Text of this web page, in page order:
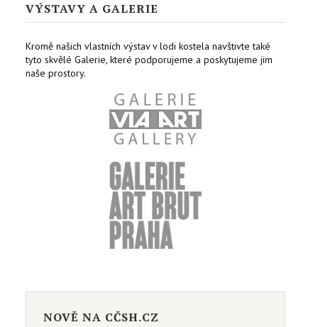
VÝSTAVY A GALERIE
Kromě našich vlastních výstav v lodi kostela navštivte také
tyto skvělé Galerie, které podporujeme a poskytujeme jim
naše prostory.
NOVĚ NA CČSH.CZ